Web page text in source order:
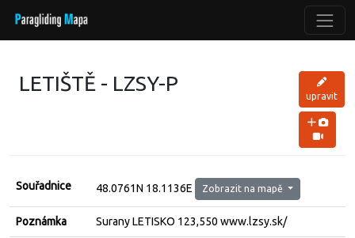
LETIŠTĚ - LZSY-P
upravit
Souřadnice 48.0761N 18.1136E Zobrazit na mapě
Poznámka Surany LETISKO 123,550 www.lzsy.sk/